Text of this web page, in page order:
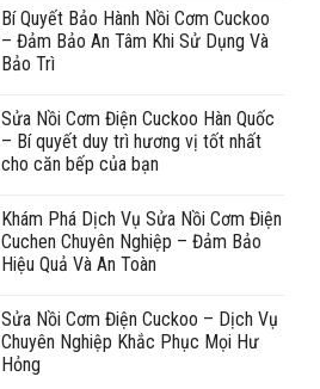
Bí Quyết Bảo Hành Nồi Cơm Cuckoo
– Đảm Bảo An Tâm Khi Sử Dụng Và
Bảo Trì
Sửa Nồi Cơm Điện Cuckoo Hàn Quốc
– Bí quyết duy trì hương vị tốt nhất
cho căn bếp của bạn
Khám Phá Dịch Vụ Sửa Nồi Cơm Điện
Cuchen Chuyên Nghiệp – Đảm Bảo
Hiệu Quả Và An Toàn
Sửa Nồi Cơm Điện Cuckoo – Dịch Vụ
Chuyên Nghiệp Khắc Phục Mọi Hư
Hỏng